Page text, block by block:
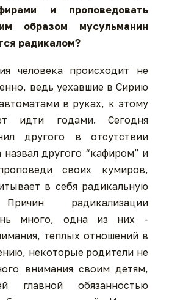
и проповедовать
образом мусульманин
радикалом?
человека происходит не
ведь уехавшие в Сирию
в руках, к этому
идти годами. Сегодня
другого в отсутствии
другого “кафиром” и
своих кумиров,
в себя радикальную
радикализации
много, одна из них -
теплых отношений в
некоторые родители не
внимания своим детям,
главной обязанностью